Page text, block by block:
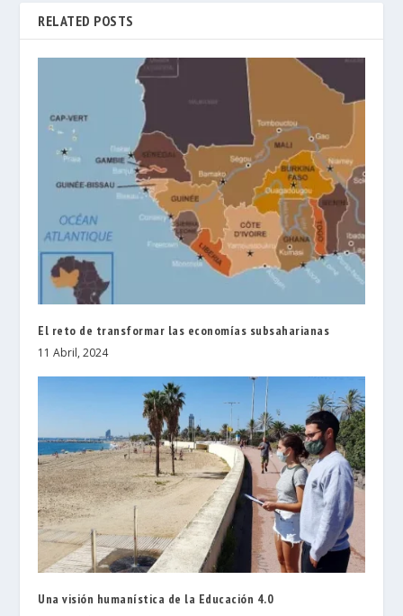
RELATED POSTS
El reto de transformar las economías subsaharianas
11 Abril, 2024
Una visión humanística de la Educación 4.0